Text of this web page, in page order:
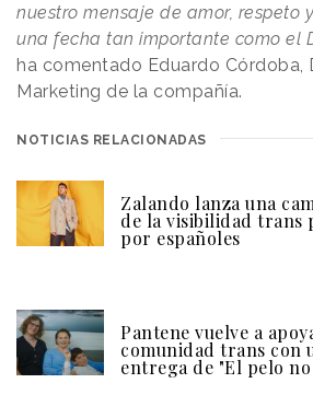
nuestro mensaje de amor, respeto
una fecha tan importante como el
ha comentado Eduardo Córdoba,
Marketing de la compañía.
NOTICIAS RELACIONADAS
Zalando lanza una
de la visibilidad trans
por españoles
Pantene vuelve a
comunidad trans con
entrega de "El pelo